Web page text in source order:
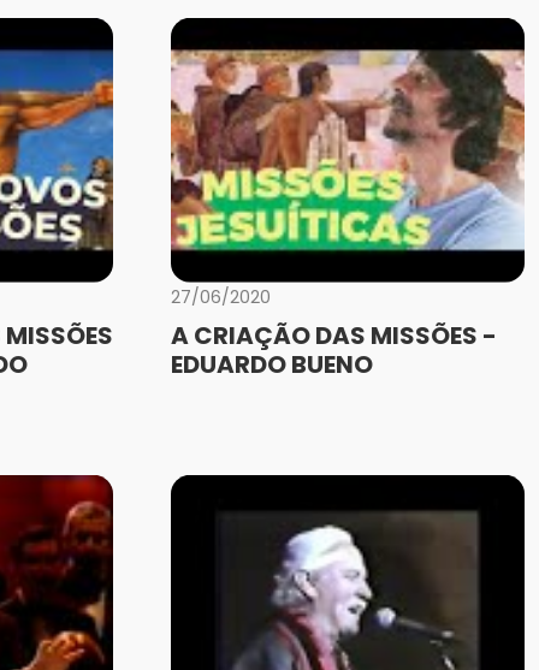
27/06/2020
A CRIAÇÃO DAS MISSÕES -
EDUARDO BUENO